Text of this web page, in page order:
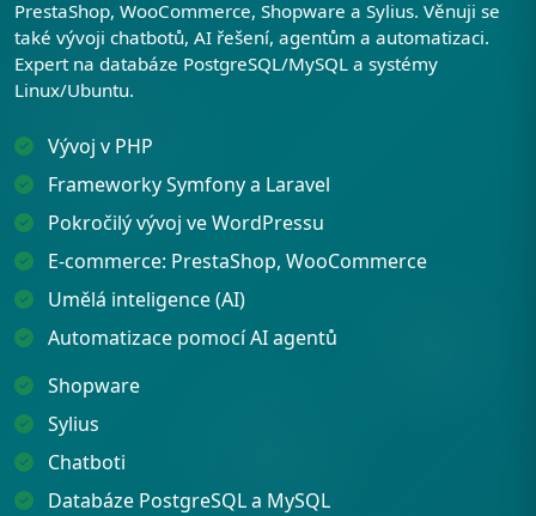
PrestaShop, WooCommerce, Shopware a Sylius. Věnuji se
také vývoji chatbotů, AI řešení, agentům a automatizaci.
Expert na databáze PostgreSQL/MySQL a systémy
Linux/Ubuntu.
Vývoj v PHP
Frameworky Symfony a Laravel
Pokročilý vývoj ve WordPressu
E-commerce: PrestaShop, WooCommerce
Umělá inteligence (AI)
Automatizace pomocí AI agentů
Shopware
Sylius
Chatboti
Databáze PostgreSQL a MySQL